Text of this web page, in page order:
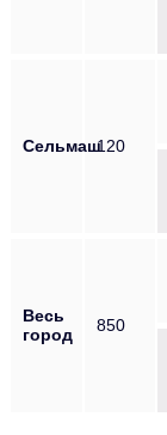
Сельмаш120
Весь
город
850